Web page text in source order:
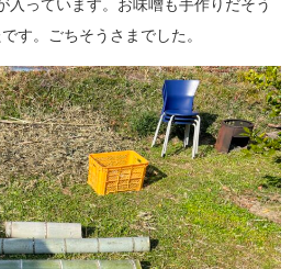
す。ごちそうさまでした。